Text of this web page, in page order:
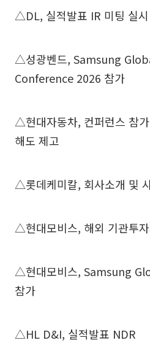
△DL, 실적발표 IR 미팅 실시
△성광벤드, Samsung
Conference 2026 참가
△현대자동차, 컨퍼런스 참
해도 제고
△롯데케미칼, 회사소개 및
△현대모비스, 해외 기관투
△현대모비스, Samsung
참가
△HL D&I, 실적발표 NDR